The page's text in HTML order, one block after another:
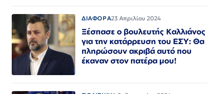
ΔΙΑΦΟΡΑ23 Απριλίου 2024
Ξέσπασε ο βουλευτής Καλλιάνος
για την κατάρρευση του ΕΣΥ: Θα
πληρώσουν ακριβά αυτό που
έκαναν στον πατέρα μου!